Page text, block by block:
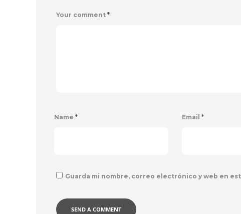
Your comment *
Name * Email *
Guarda mi nombre, correo electrónico y web en